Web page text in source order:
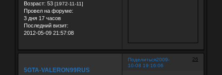
Возраст: 53 [1972-11-11]
Провел на форуме:
3 дня 17 часов
Последний визит:
2012-05-09 21:57:08
Поделиться 26
2009-
10-08 19:16:06
5GTA-VALERON99RUS